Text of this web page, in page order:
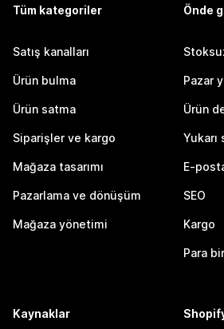
Tüm kategoriler
Satış kanalları
Ürün bulma
Ürün satma
Siparişler ve kargo
Mağaza tasarımı
Pazarlama ve dönüşüm
Mağaza yönetimi
Önde
Pazar
Ürün
Yukarı
E-
SEO
Kargo
Para
Kaynaklar